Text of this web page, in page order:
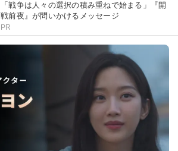
「戦争は人々の選択の積み重ねで始まる」『開
戦前夜』が問いかけるメッセージ
PR